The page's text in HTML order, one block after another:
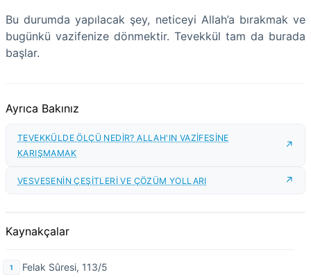
Bu durumda yapılacak şey, neticeyi Allah’a bırakmak ve
bugünkü vazifenize dönmektir. Tevekkül tam da burada
başlar.
Ayrıca Bakınız
TEVEKKÜLDE ÖLÇÜ NEDİR? ALLAH'IN VAZİFESİNE
KARIŞMAMAK
VESVESENİN ÇEŞİTLERİ VE ÇÖZÜM YOLLARI
Kaynakçalar
Felak Sûresi, 113/5